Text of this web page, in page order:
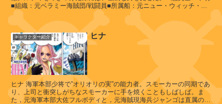
世
ス
カ
ー
ッ
ト
■組織：元ベラミー海賊団/戦闘員■所属船：元ニュー・ウィッチ・...
キャラクター紹介 ヒナ
ヒナ 海軍本部少将で”オリオリの実”の能力者。スモーカーの同期であ
り、上司と衝突しがちなスモーカーに手を焼くこともしばしば。ま
た，元海軍本部大佐フルボディと，元海賊現海兵ジャンゴは直属の部